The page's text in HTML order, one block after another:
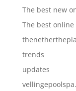
The best new
The best
trends
updates